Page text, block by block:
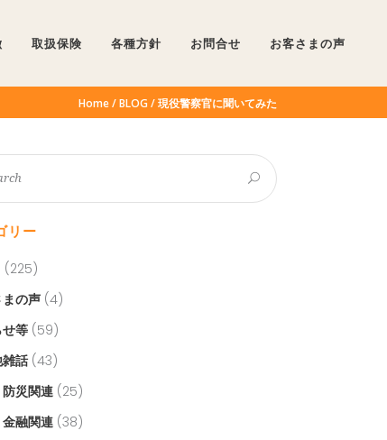
取扱保険 各種方針 お問合せ お客さまの声
Home BLOG 現役警察官に聞いてみた
リー
(225)
の声 (4)
等 (59)
話(43)
災関連 (25)
融関連 (38)